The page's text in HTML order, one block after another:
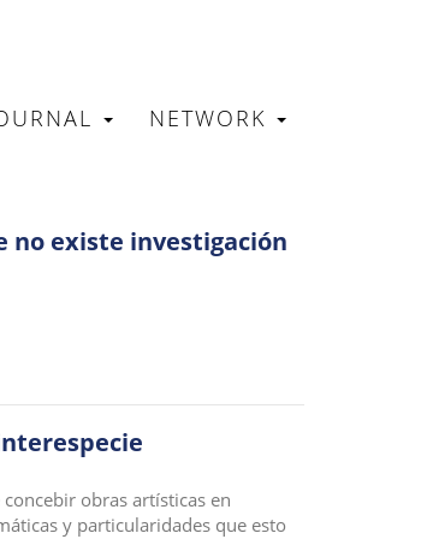
NETWORK
no existe investigación
obras artísticas en
y particularidades que esto